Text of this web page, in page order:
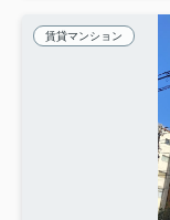
賃貸マンション